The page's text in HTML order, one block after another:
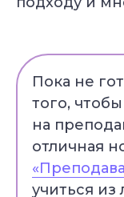
Пока не
того,
на
отличная
учиться